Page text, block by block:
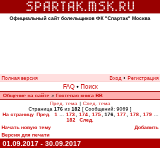
Официальный сайт болельщиков ФК "Спартак" Москва
Полная версия Вход • Регистрация
FAQ • Поиск
Общение на сайте » Гостевая книга ВВ
Пред. тема | След. тема
Страница 176 из 182 [ Сообщений: 9069 ]
На страницу Пред. 1 173 174 175 176, 177 178 179
182
След.
Начать новую тему
Добавить
Версия для печати
01.09.2017 - 30.09.2017